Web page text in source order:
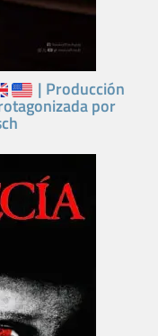
| Producción
por